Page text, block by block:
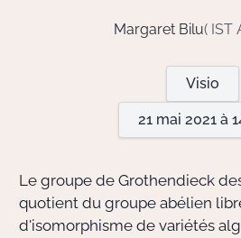
Margaret Bilu( IST
Visio
21 mai 2021 à
Le groupe de Grothendieck
quotient du groupe abélien
d'isomorphisme de variétés